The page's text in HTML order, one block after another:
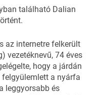
található Dalian
az internetre felkerült
vezetéknevű, 74 éves
hogy a járdán
felgyülemlett a nyárfa
leggyorsabb és